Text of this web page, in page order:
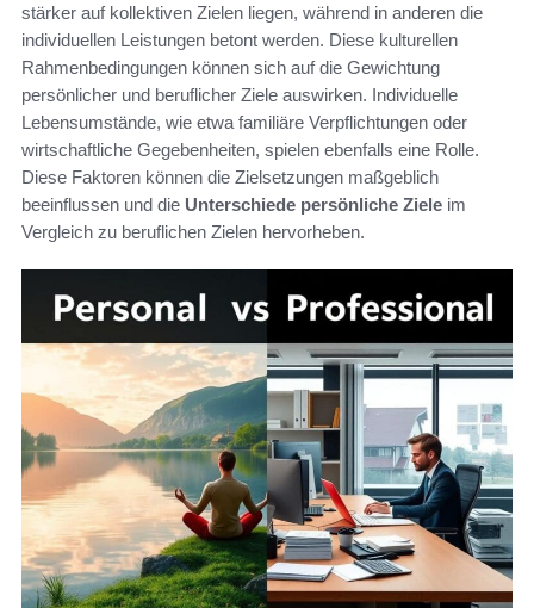
stärker auf kollektiven Zielen liegen, während in anderen die
individuellen Leistungen betont werden. Diese kulturellen
Rahmenbedingungen können sich auf die Gewichtung
persönlicher und beruflicher Ziele auswirken. Individuelle
Lebensumstände, wie etwa familiäre Verpflichtungen oder
wirtschaftliche Gegebenheiten, spielen ebenfalls eine Rolle.
Diese Faktoren können die Zielsetzungen maßgeblich
beeinflussen und die Unterschiede persönliche Ziele im
Vergleich zu beruflichen Zielen hervorheben.